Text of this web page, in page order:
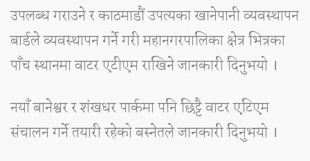
उपलब्ध गराउने र काठमाडौं उपत्यका खानेपानी व्यवस्थापन
बार्डले व्यवस्थापन गर्ने गरी महानगरपालिका क्षेत्र भित्रका
पाँच स्थानमा वाटर एटीएम राखिने जानकारी दिनुभयो ।
नयाँ बानेश्वर र शंखधर पार्कमा पनि छिट्टै वाटर एटिएम
संचालन गर्ने तयारी रहेको बस्नेतले जानकारी दिनुभयो ।